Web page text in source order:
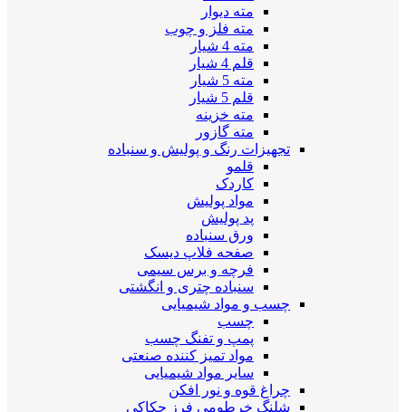
مته دیوار
مته فلز و چوب
مته 4 شیار
قلم 4 شیار
مته 5 شیار
قلم 5 شیار
مته خزینه
مته گازور
تجهیزات رنگ و پولیش و سنباده
قلمو
کاردک
مواد پولیش
پد پولیش
ورق سنباده
صفحه فلاپ دیسک
فرچه و برس سیمی
سنباده چتری و انگشتی
چسب و مواد شیمیایی
چسب
پمپ و تفنگ چسب
مواد تمیز کننده صنعتی
سایر مواد شیمیایی
چراغ قوه و نور افکن
شلنگ خرطومی فرز حکاکی